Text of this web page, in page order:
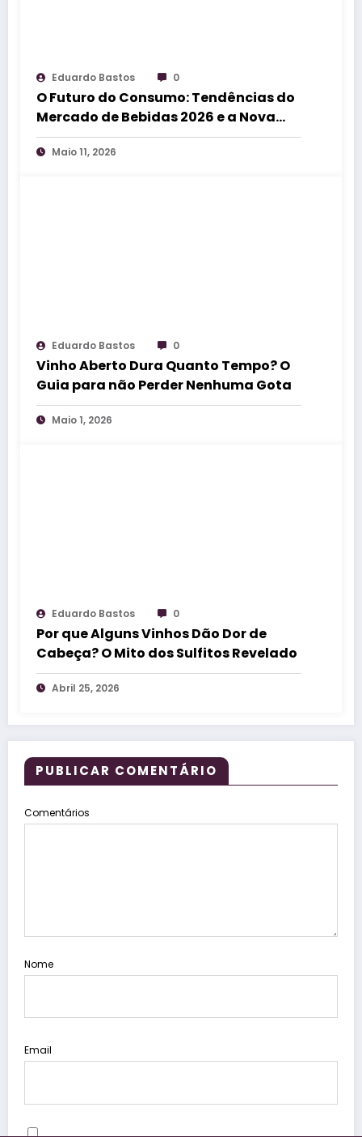
Eduardo Bastos 0
O Futuro do Consumo: Tendências do
Mercado de Bebidas 2026 e a Nova
Sommelieria
Maio 11, 2026
Eduardo Bastos 0
Vinho Aberto Dura Quanto Tempo? O
Guia para não Perder Nenhuma Gota
Maio 1, 2026
Eduardo Bastos 0
Por que Alguns Vinhos Dão Dor de
Cabeça? O Mito dos Sulfitos Revelado
Abril 25, 2026
PUBLICAR COMENTÁRIO
Comentários
Nome
Email